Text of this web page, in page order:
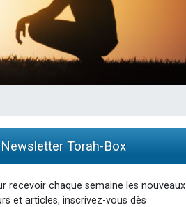
Torah-Box
recevoir chaque semaine les nouveaux
et articles, inscrivez-vous dès